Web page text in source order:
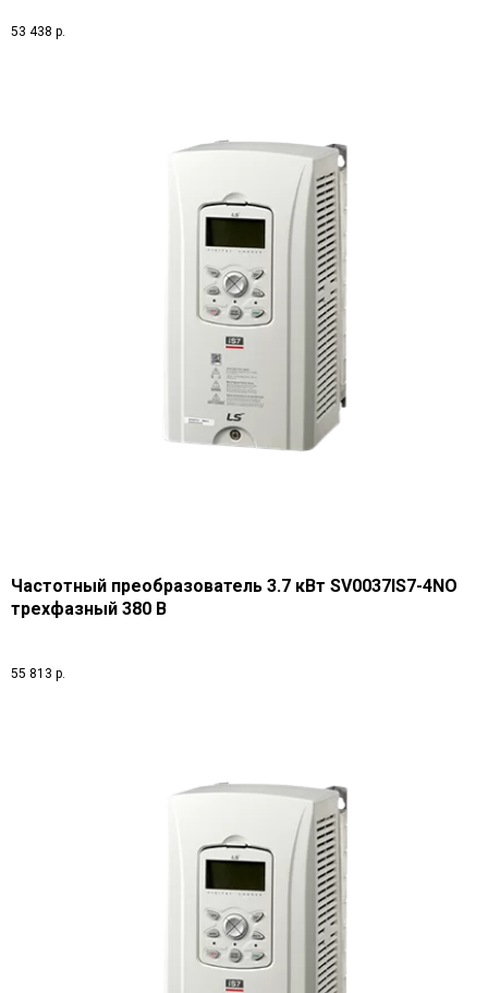
53 438 р.
Частотный преобразователь 3.7 кВт SV0037IS7-4NO
трехфазный 380 В
55 813 р.